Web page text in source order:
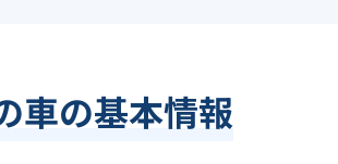
車の基本情報